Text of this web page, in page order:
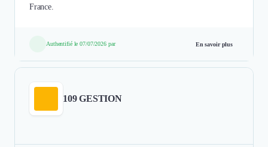
France.
Authentifié le 07/07/2026 par En savoir plus
109 GESTION